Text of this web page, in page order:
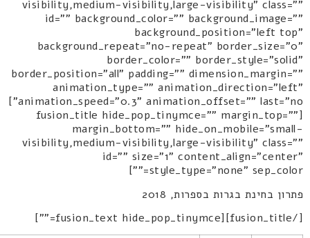
visibility,medium-visibility,large-visibility" class=""
id="" background_color="" background_image=""
background_position="left top"
background_repeat="no-repeat" border_size="0"
border_color="" border_style="solid"
border_position="all" padding="" dimension_margin=""
animation_type="" animation_direction="left"
animation_speed="0.3" animation_offset="" last="no"]
[fusion_title hide_pop_tinymce="" margin_top=""
margin_bottom="" hide_on_mobile="small-
visibility,medium-visibility,large-visibility" class=""
id="" size="1" content_align="center"
style_type="none" sep_color=""]
פתרון בחינת בגרות בספרות, 2018
[/fusion_title][fusion_text hide_pop_tinymce=""]